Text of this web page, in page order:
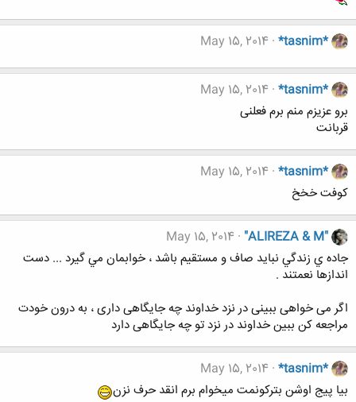
*tasnim*
May 15, 2014
*tasnim*
May 15, 2014
برو عزیزم منم برم فعلنی
قربانت
*tasnim*
May 15, 2014
کوفت خخخ
"ALIREZA & M"
May 15, 2014
جاده ي زندگي نبايد صاف و مستقيم باشد ، خوابمان مي گيرد ... دست
اندازها نعمتند .
اگر می خواهی ببینی در نزد خداوند چه جایگاهی داری ،‌ به درون خودت
مراجعه کن ببین خداوند در نزد تو چه جایگاهی دارد
*tasnim*
May 15, 2014
بیا پیج اوشن بترکونمت میخوام برم انقد حرف نزن